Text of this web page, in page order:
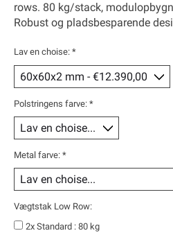
rows. 80 kg/stack,
Robust og pladsbesparende
Lav en choise: *
Polstringens farve: *
Metal farve: *
Vægtstak Low Row:
2x Standard : 80 kg